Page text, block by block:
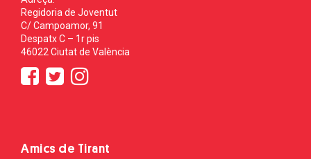
Regidoria de Joventut
C/ Campoamor, 91
Despatx C – 1r pis
46022 Ciutat de València
Amics de Tirant